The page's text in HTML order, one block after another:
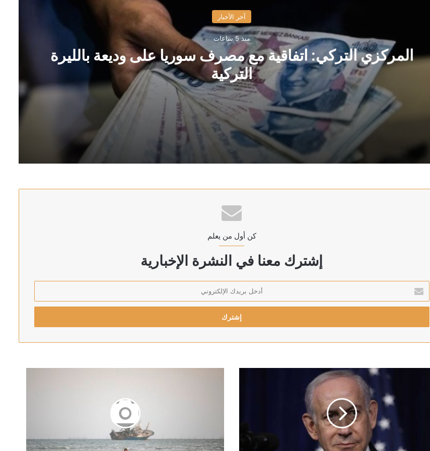
آخر الأخبار
منذ 5 ساعات
المركزي التركي: اتفاقية مع مصرف سوريا على وديعة بالليرة
التركية
المركزي التركي: اتفاقية مع مصرف سوريا على وديعة بالليرة التركية
ترامب: سنضرب إيران بقوة وهم يعرفون ذلك
رئيس اركان الجيش الاسرائيلي يهدد بالتوغل أعمق في لبنان: لن ننسحب من الأراضي التي احتللناها في جميع الجبهات
أردوغان: إرسال تشريع يتعلق بحل حزب العمال الكردستاني إلى البرلمان خلال أيام
كن أول من يعلم
إشترك معنا في النشرة الإخبارية
بريدك
الإلكتروني